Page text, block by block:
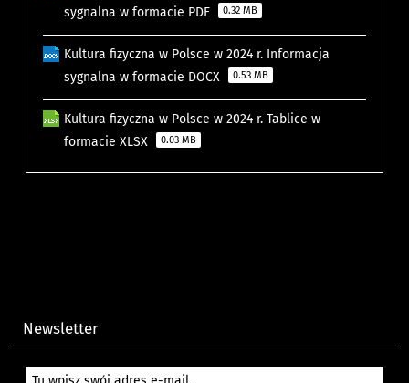
sygnalna w formacie PDF
0.32 MB
Kultura fizyczna w Polsce w 2024 r. Informacja
sygnalna w formacie DOCX
0.53 MB
Kultura fizyczna w Polsce w 2024 r. Tablice w
formacie XLSX
0.03 MB
Newsletter